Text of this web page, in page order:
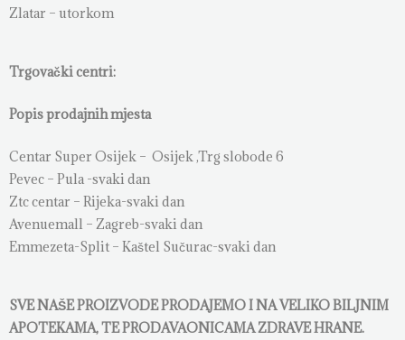
Zlatar – utorkom
Trgovački centri:
Popis prodajnih mjesta
Centar Super Osijek – Osijek ,Trg slobode 6
Pevec – Pula -svaki dan
Ztc centar – Rijeka-svaki dan
Avenuemall – Zagreb-svaki dan
Emmezeta-Split – Kaštel Sučurac-svaki dan
SVE NAŠE PROIZVODE PRODAJEMO I NA VELIKO BILJNIM
APOTEKAMA, TE PRODAVAONICAMA ZDRAVE HRANE.